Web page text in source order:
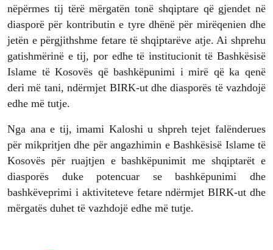
nëpërmes tij tërë mërgatën tonë shqiptare që gjendet në
diasporë për kontributin e tyre dhënë për mirëqenien dhe
jetën e përgjithshme fetare të shqiptarëve atje. Ai shprehu
gatishmërinë e tij, por edhe të institucionit të Bashkësisë
Islame të Kosovës që bashkëpunimi i mirë që ka qenë
deri më tani, ndërmjet BIRK-ut dhe diasporës të vazhdojë
edhe më tutje.
Nga ana e tij, imami Kaloshi u shpreh tejet falënderues
për mikpritjen dhe për angazhimin e Bashkësisë Islame të
Kosovës për ruajtjen e bashkëpunimit me shqiptarët e
diasporës duke potencuar se bashkëpunimi dhe
bashkëveprimi i aktiviteteve fetare ndërmjet BIRK-ut dhe
mërgatës duhet të vazhdojë edhe më tutje.